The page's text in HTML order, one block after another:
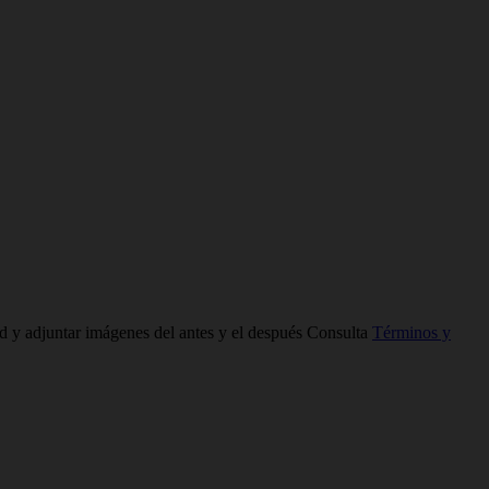
adjuntar imágenes del antes y el después Consulta Términos y